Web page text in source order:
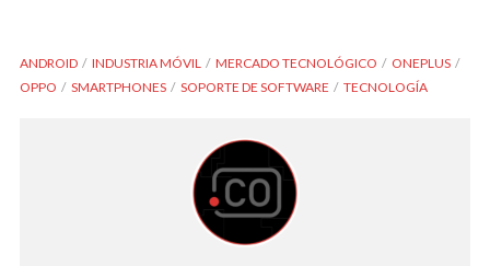
ANDROID INDUSTRIA MÓVIL MERCADO TECNOLÓGICO
ONEPLUS
OPPO
SMARTPHONES SOPORTE DE SOFTWARE TECNOLOGÍA